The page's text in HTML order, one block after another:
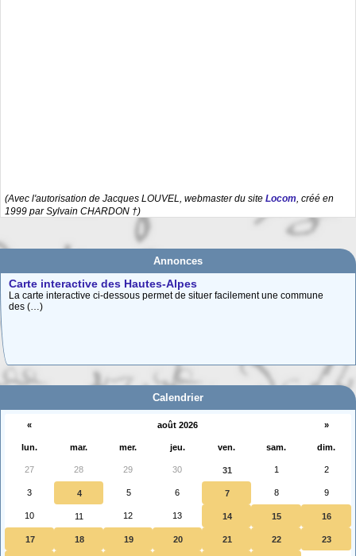
(Avec l'autorisation de Jacques LOUVEL, webmaster du site Locom , créé en
1999 par Sylvain CHARDON †)
Annonces
Adhésion 2026
Vous voulez adhérer, renouveler votre adhésion, vous (ré)abonner à
Provence (…)
Carte interactive des Hautes-Alpes
La carte interactive ci-dessous permet de situer facilement une commune
des (…)
Calendrier
« août 2026 »
lun. mar. mer. jeu. ven. sam. dim.
27 28 29 30 31 1 2
3 4 5 6 7 8 9
10 11 12 13 14 15 16
17 18 19 20 21 22 23